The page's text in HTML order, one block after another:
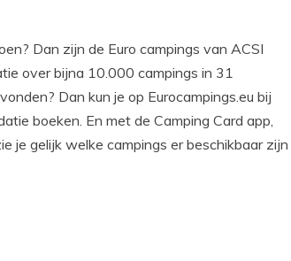
Dan zijn de Euro campings van ACSI
over bijna 10.000 campings in 31
Dan kun je op Eurocampings.eu bij
boeken. En met de Camping Card app,
je gelijk welke campings er beschikbaar zijn